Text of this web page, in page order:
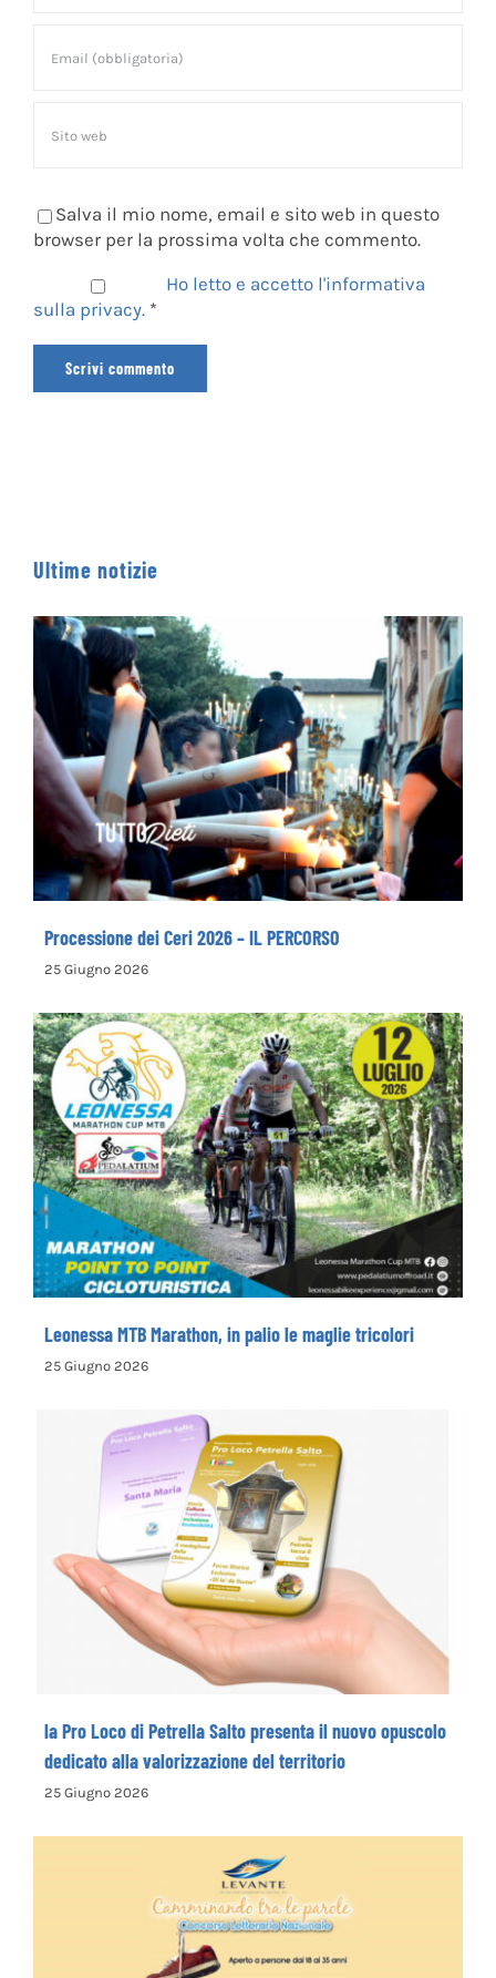
Salva il mio nome, email e sito web in questo
browser per la prossima volta che commento.
Ho letto e accetto l'informativa
sulla privacy. *
Ultime notizie
Processione dei Ceri 2026 – IL PERCORSO
Processione dei Ceri 2026 – IL PERCORSO
25 Giugno 2026
Leonessa MTB Marathon, in palio le maglie
tricolori
Leonessa MTB Marathon, in palio le maglie tricolori
25 Giugno 2026
la Pro Loco di Petrella Salto presenta il
nuovo opuscolo dedicato alla
valorizzazione del territorio
la Pro Loco di Petrella Salto presenta il nuovo opuscolo
dedicato alla valorizzazione del territorio
25 Giugno 2026
La Cooperativa Sociale Levante promuove
il 1° Concorso Letterario Nazionale